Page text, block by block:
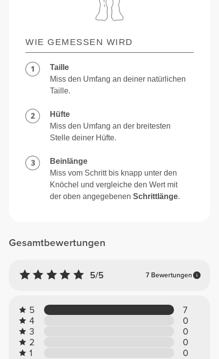
Gesamtbewertungen
5/5 7 Bewertungen
5
7
4
0
3
0
2
0
1
0
WIE GEMESSEN WIRD
Taille
Miss den Umfang an deiner natürlichen
Taille.
Hüfte
Miss den Umfang an der breitesten
Stelle deiner Hüfte.
Beinlänge
Miss vom Schritt bis knapp unter den
Knöchel und vergleiche den Wert mit
der oben angegebenenSchrittlänge.